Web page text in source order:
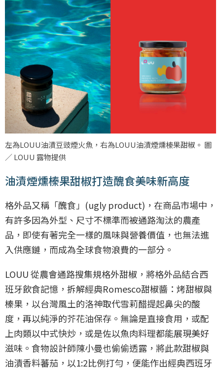
左為LOUU油漬豆豉煙火魚，右為LOUU油漬煙燻榛果甜椒。 圖
／ LOUU 露物提供
油漬煙燻榛果甜椒打造醜食美味新高度
格外品又稱「醜食」(ugly product)，在商品市場中，
有許多因為外型、尺寸不標準而被通路淘汰的農產
品，即使有著完全一樣的風味與營養價值，也無法進
入供應鏈，而成為全球食物浪費的一部分。
LOUU 從農會通路搜集規格外甜椒，將格外品結合西
班牙飲食記憶，拆解經典Romesco甜椒醬：烤甜椒與
榛果，以台灣風土的洛神取代雪莉醋提起鼻尖的酸
度，再以純淨的芥花油保存。無論是直接食用，或配
上肉類以中式快炒，或是佐以魚肉料理都能展現美好
滋味。食物設計師陳小曼也偷偷透露，將此款甜椒與
油漬香料蕃茄，以1:2比例打勻，便能作出經典西班牙